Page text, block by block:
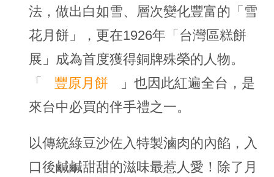
法，做出白如雪、層次變化豐富的「雪
花月餅」，更在1926年「台灣區糕餅
展」成為首度獲得銅牌殊榮的人物。
「
豐原月餅
」也因此紅遍全台，是
來台中必買的伴手禮之一。
以傳統綠豆沙佐入特製滷肉的內餡，入
口後鹹鹹甜甜的滋味最惹人愛！除了月